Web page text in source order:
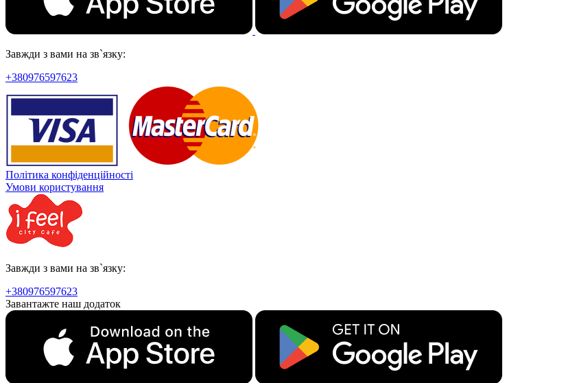
Завжди з вами на зв`язку:
+380976597623
Політика конфіденційності
Умови користування
Завжди з вами на зв`язку:
+380976597623
Завантажте наш додаток